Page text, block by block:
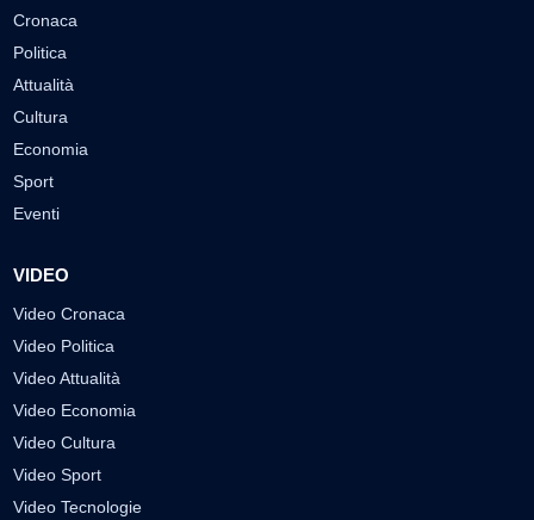
Cronaca
Politica
Attualità
Cultura
Economia
Sport
Eventi
VIDEO
Video Cronaca
Video Politica
Video Attualità
Video Economia
Video Cultura
Video Sport
Video Tecnologie